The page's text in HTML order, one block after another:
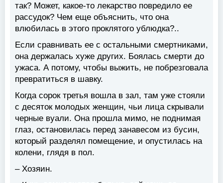
так? Может, какое-то лекарство повредило ее
рассудок? Чем еще объяснить, что она
влюбилась в этого проклятого ублюдка?..
Если сравнивать ее с остальными смертниками,
она держалась хуже других. Боялась смерти до
ужаса. А потому, чтобы выжить, не побрезговала
превратиться в шавку.
Когда сорок третья вошла в зал, там уже стояли
с десяток молодых женщин, чьи лица скрывали
черные вуали. Она прошла мимо, не поднимая
глаз, остановилась перед занавесом из бусин,
который разделял помещение, и опустилась на
колени, глядя в пол.
– Хозяин.